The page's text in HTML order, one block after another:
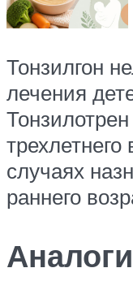
Тонзилгон
лечения
случаях
раннего
Аналоги